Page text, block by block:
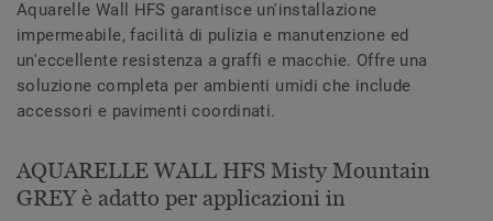
Aquarelle Wall HFS garantisce un'installazione
impermeabile, facilità di pulizia e manutenzione ed
un'eccellente resistenza a graffi e macchie. Offre una
soluzione completa per ambienti umidi che include
accessori e pavimenti coordinati.
AQUARELLE WALL HFS Misty Mountain
GREY è adatto per applicazioni in